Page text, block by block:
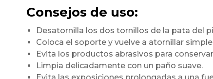
Consejos de uso:
Desatornilla los dos tornillos de la pata del
Coloca el soporte y vuelve a atornillar
Evita los productos abrasivos para
Limpia delicadamente con un paño suave.